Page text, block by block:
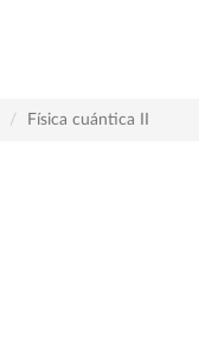
Física cuántica II